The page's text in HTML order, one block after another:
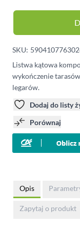
SKU:
Listwa kątowa
wykończenie
legarów.
Dodaj do listy
Porównaj
Opis
Zapytaj o produkt